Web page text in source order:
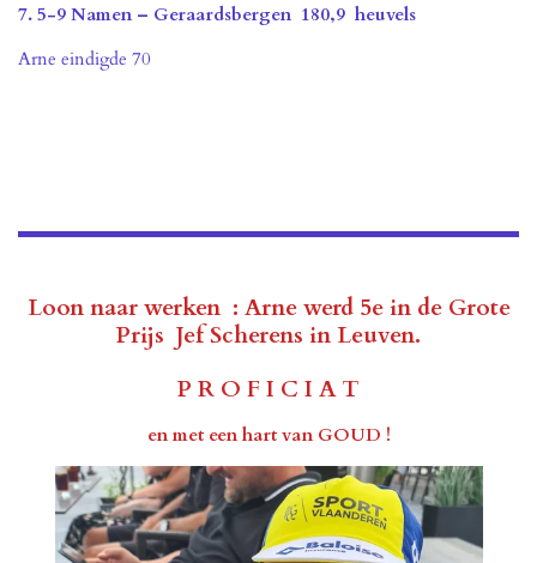
7. 5-9 Namen – Geraardsbergen 180,9 heuvels
Arne eindigde 70
Loon naar werken : Arne werd 5e in de Grote
Prijs Jef Scherens in Leuven.
P R O F I C I A T
en met een hart van GOUD !